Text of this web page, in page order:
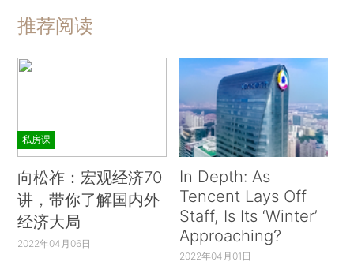
推荐阅读
私房课
向松祚：宏观经济70
讲，带你了解国内外
经济大局
2022年04月06日
In Depth: As
Tencent Lays Off
Staff, Is Its ‘Winter’
Approaching?
2022年04月01日